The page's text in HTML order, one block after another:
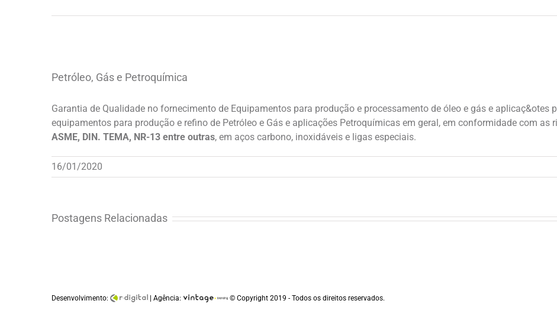
Larger
Petróleo, Gás e Petroquímica
Garantia de Qualidade no fornecimento de Equipamentos para produção e processamento de óleo e gás e aplicaç&otes
equipamentos para produção e refino de Petróleo e Gás e aplicações Petroquímicas em geral, em conformidade com as
ASME, DIN. TEMA, NR-13 entre outras, em aços carbono, inoxidáveis e ligas especiais.
16/01/2020
Postagens Relacionadas
Desenvolvimento: | Agência: © Copyright 2019 - Todos os direitos reservados.